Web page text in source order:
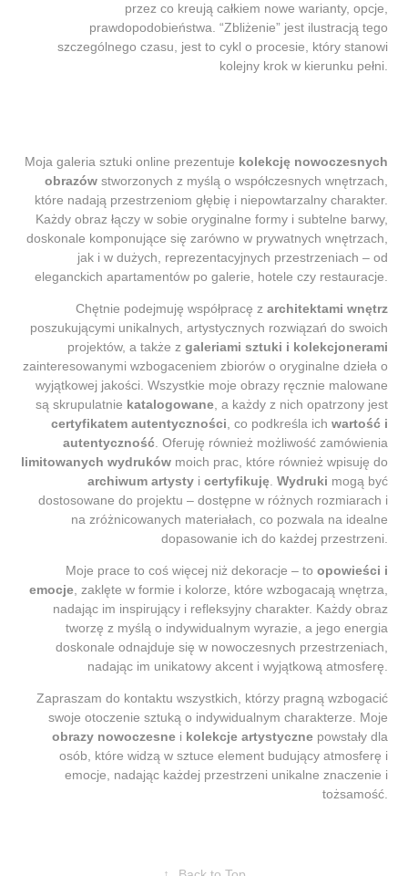
przez co kreują całkiem nowe warianty, opcje,
prawdopodobieństwa. “Zbliżenie” jest ilustracją tego
szczególnego czasu, jest to cykl o procesie, który stanowi
kolejny krok w kierunku pełni.
Moja galeria sztuki online prezentuje kolekcję nowoczesnych
obrazówstworzonych z myślą o współczesnych wnętrzach,
które nadają przestrzeniom głębię i niepowtarzalny charakter.
Każdy obraz łączy w sobie oryginalne formy i subtelne barwy,
doskonale komponujące się zarówno w prywatnych wnętrzach,
jak i w dużych, reprezentacyjnych przestrzeniach – od
eleganckich apartamentów po galerie, hotele czy restauracje.
Chętnie podejmuję współpracę z architektami wnętrz
poszukującymi unikalnych, artystycznych rozwiązań do swoich
projektów, a także z galeriami sztuki i kolekcjonerami
zainteresowanymi wzbogaceniem zbiorów o oryginalne dzieła o
wyjątkowej jakości. Wszystkie moje obrazy ręcznie malowane
są skrupulatnie katalogowane, a każdy z nich opatrzony jest
certyfikatem autentyczności, co podkreśla ich wartość i
autentyczność. Oferuję również możliwość zamówienia
limitowanych wydrukówmoich prac, które również wpisuję do
archiwum artystyi certyfikuję. Wydruki mogą być
dostosowane do projektu – dostępne w różnych rozmiarach i
na zróżnicowanych materiałach, co pozwala na idealne
dopasowanie ich do każdej przestrzeni.
Moje prace to coś więcej niż dekoracje – to opowieści i
emocje, zaklęte w formie i kolorze, które wzbogacają wnętrza,
nadając im inspirujący i refleksyjny charakter. Każdy obraz
tworzę z myślą o indywidualnym wyrazie, a jego energia
doskonale odnajduje się w nowoczesnych przestrzeniach,
nadając im unikatowy akcent i wyjątkową atmosferę.
Zapraszam do kontaktu wszystkich, którzy pragną wzbogacić
swoje otoczenie sztuką o indywidualnym charakterze. Moje
obrazy nowoczesnei kolekcje artystycznepowstały dla
osób, które widzą w sztuce element budujący atmosferę i
emocje, nadając każdej przestrzeni unikalne znaczenie i
tożsamość.